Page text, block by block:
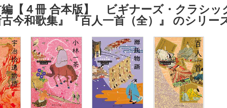
編【４冊 合本版】 ビギナーズ・クラシ
今和歌集』『百人一首（全）』 のシリー